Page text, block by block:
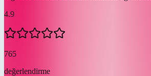
4.9
765
değerlendirme